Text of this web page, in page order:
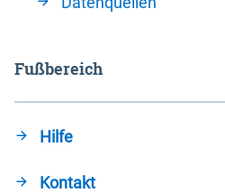
Fußbereich
Hilfe
Kontakt